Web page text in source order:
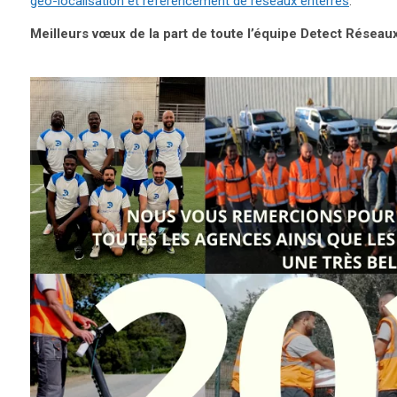
Meilleurs vœux de la part de toute l’équipe Detect